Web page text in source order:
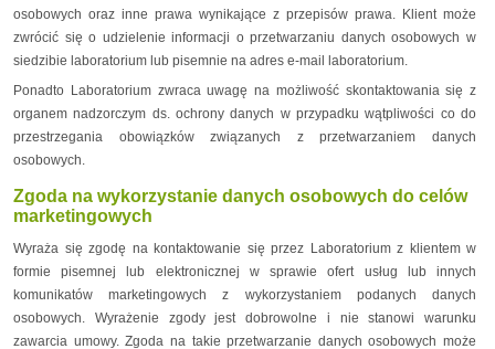
osobowych oraz inne prawa wynikające z przepisów prawa. Klient może
zwrócić się o udzielenie informacji o przetwarzaniu danych osobowych w
siedzibie laboratorium lub pisemnie na adres e-mail laboratorium.
Ponadto Laboratorium zwraca uwagę na możliwość skontaktowania się z
organem nadzorczym ds. ochrony danych w przypadku wątpliwości co do
przestrzegania obowiązków związanych z przetwarzaniem danych
osobowych.
Zgoda na wykorzystanie danych osobowych do celów
marketingowych
Wyraża się zgodę na kontaktowanie się przez Laboratorium z klientem w
formie pisemnej lub elektronicznej w sprawie ofert usług lub innych
komunikatów marketingowych z wykorzystaniem podanych danych
osobowych. Wyrażenie zgody jest dobrowolne i nie stanowi warunku
zawarcia umowy. Zgoda na takie przetwarzanie danych osobowych może